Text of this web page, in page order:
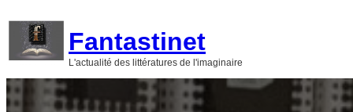
contenu
Fantastinet
L'actualité des littératures de l'imaginaire